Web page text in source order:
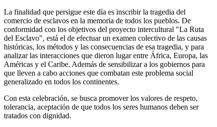
La finalidad que persigue este día es inscribir la tragedia del
comercio de esclavos en la memoria de todos los pueblos. De
conformidad con los objetivos del proyecto intercultural "La Ruta
del Esclavo", está el de efectuar un examen colectivo de las causas
históricas, los métodos y las consecuencias de esa tragedia, y para
analizar las interacciones que dieron lugar entre África, Europa, las
Américas y el Caribe. Además de sensibilizar a los gobiernos para
que lleven a cabo acciones que combatan este problema social
generalizado en todos los continentes.
Con esta celebración, se busca promover los valores de respeto,
tolerancia, aceptación de que todos los seres humanos deben ser
tratados con dignidad.